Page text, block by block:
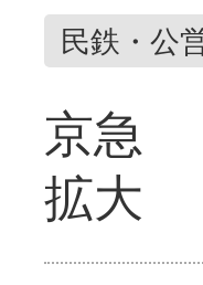
民鉄・公
京急
拡大